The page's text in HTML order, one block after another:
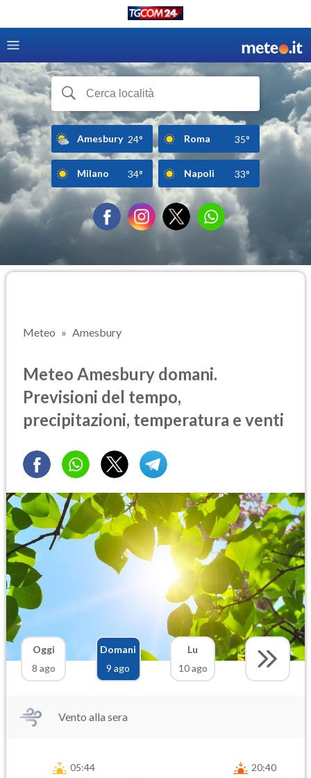
Amesbury 24° Roma 35°
Milano 34° Napoli 33°
Meteo Amesbury
Meteo Amesbury domani.
Previsioni del tempo,
precipitazioni, temperatura e venti
Oggi
8 ago
Domani
9 ago
Lu
10 ago
Vento alla sera
05:44 20:40